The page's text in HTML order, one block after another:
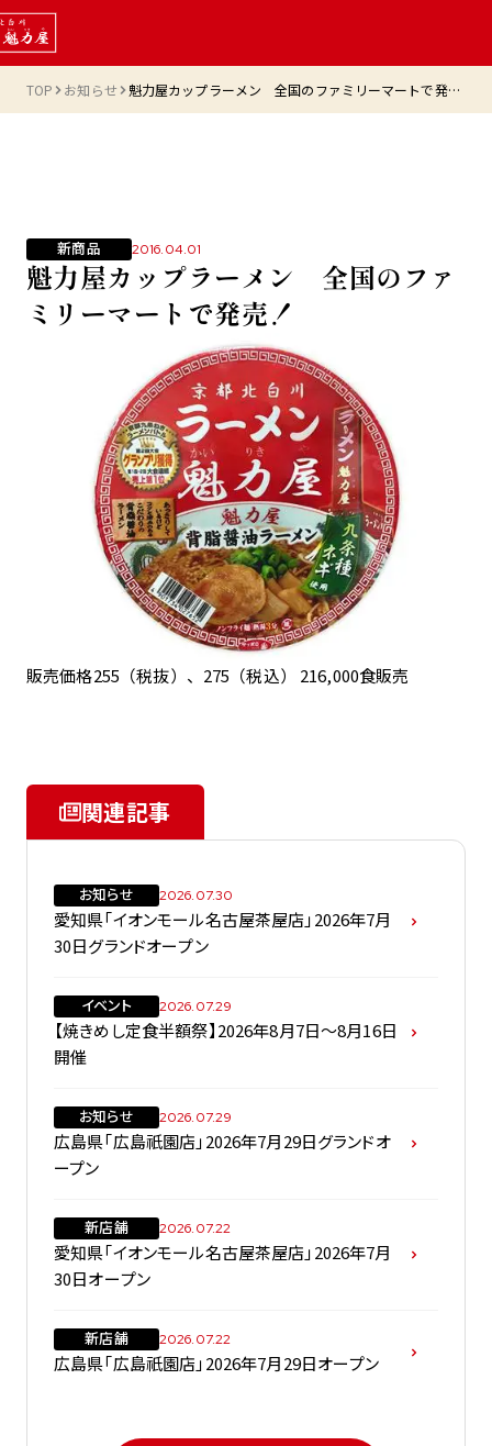
TOP お知らせ 魁力屋カップラーメン 全国のファミリーマートで発売！
新商品 2016.04.01
魁力屋カップラーメン 全国のファ
ミリーマートで発売！
販売価格255（税抜）、275（税込） 216,000食販売
関連記事
お知らせ 2026.07.30
愛知県「イオンモール名古屋茶屋店」2026年7月
30日グランドオープン
イベント 2026.07.29
【焼きめし定食半額祭】2026年8月7日～8月16日
開催
お知らせ 2026.07.29
広島県「広島祇園店」2026年7月29日グランドオ
ープン
新店舗 2026.07.22
愛知県「イオンモール名古屋茶屋店」2026年7月
30日オープン
新店舗 2026.07.22
広島県「広島祇園店」2026年7月29日オープン